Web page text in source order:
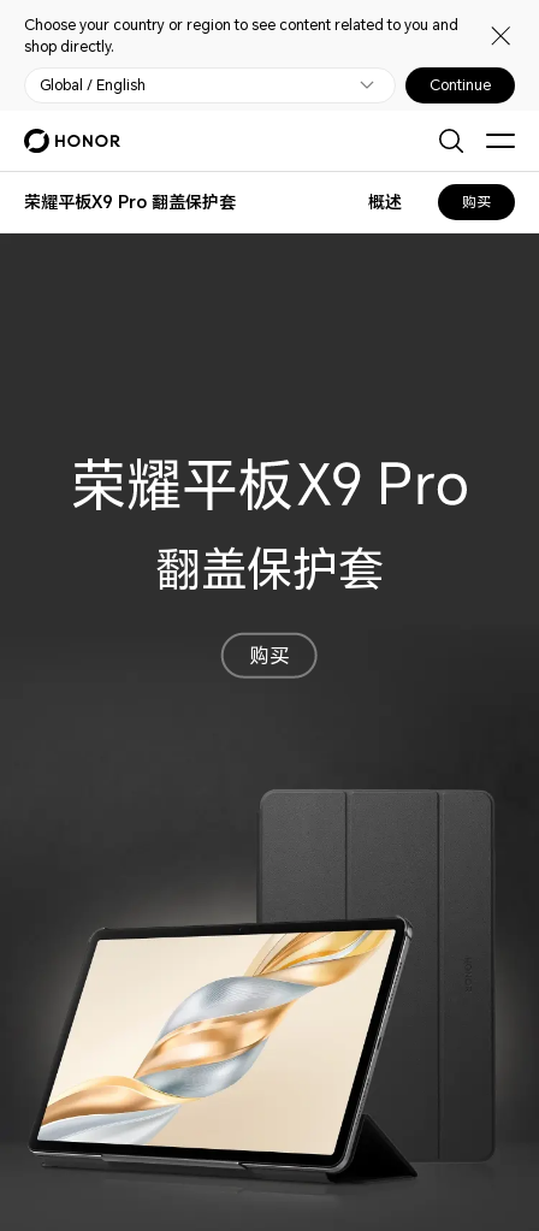
Choose your country or region to see content related to you and
shop directly.
Global / English Continue
荣耀平板X9 Pro 翻盖保护套 概述 购买
翻盖保护套
购买